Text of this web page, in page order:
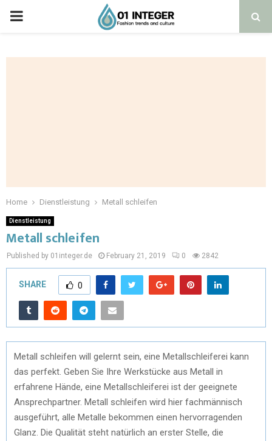
Home Dienstleistung Metall schleifen
Dienstleistung
Metall schleifen
Published by 01integer.de February 21, 2019 0 2842
SHARE 0
Metall schleifen will gelernt sein, eine Metallschleiferei kann
das perfekt. Geben Sie Ihre Werkstücke aus Metall in
erfahrene Hände, eine Metallschleiferei ist der geeignete
Ansprechpartner. Metall schleifen wird hier fachmännisch
ausgeführt, alle Metalle bekommen einen hervorragenden
Glanz. Die Qualität steht natürlich an erster Stelle, die